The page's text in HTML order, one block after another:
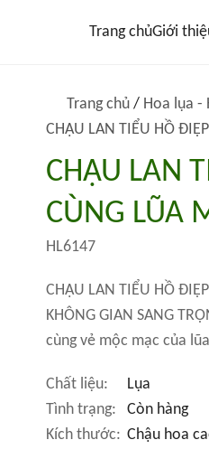
Trang chủGiới
Trang chủ / Hoa lụa -
CHẬU LAN TIỂU HỒ
CHẬU LAN
CÙNG LŨA
HL6147
CHẬU LAN TIỂU HỒ
KHÔNG GIAN SANG
cùng vẻ mộc mạc của
Chất liệu:
Lụa
Tình trạng:
Còn hàng
Kích thước: Chậu hoa